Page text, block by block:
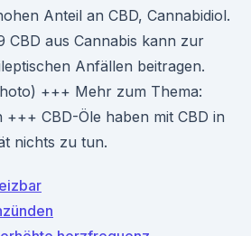
Anteil an CBD, Cannabidiol.
CBD aus Cannabis kann zur
Anfällen beitragen.
+++ Mehr zum Thema:
+++ CBD-Öle haben mit CBD in
nichts zu tun.